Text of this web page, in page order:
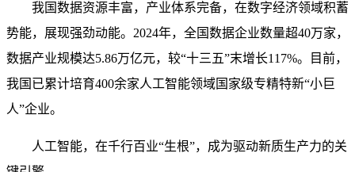
我国数据资源丰富，产业体系完备，在数字经济领域积蓄
势能，展现强劲动能。2024年，全国数据企业数量超40万家，
数据产业规模达5.86万亿元，较“十三五”末增长117%。目前，
我国已累计培育400余家人工智能领域国家级专精特新“小巨
人”企业。
人工智能，在千行百业“生根”，成为驱动新质生产力的关